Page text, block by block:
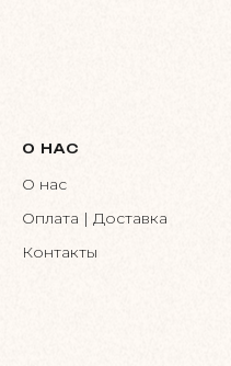
О НАС
О нас
Оплата | Доставка
Контакты